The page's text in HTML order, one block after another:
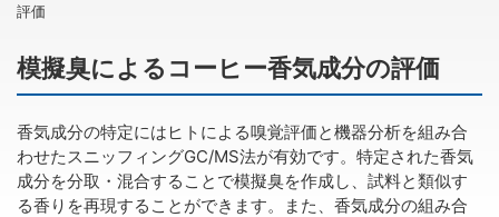
評価
模擬臭によるコーヒー香気成分の評価
香気成分の特定にはヒトによる嗅覚評価と機器分析を組み合
わせたスニッフィングGC/MS法が有効です。特定された香気
成分を分取・混合することで模擬臭を作成し、試料と類似す
る香りを再現することができます。また、香気成分の組み合